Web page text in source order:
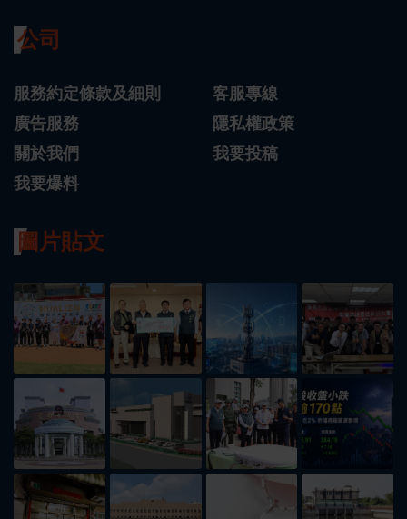
公司
服務約定條款及細則
客服專線
廣告服務
隱私權政策
關於我們
我要投稿
我要爆料
圖片貼文